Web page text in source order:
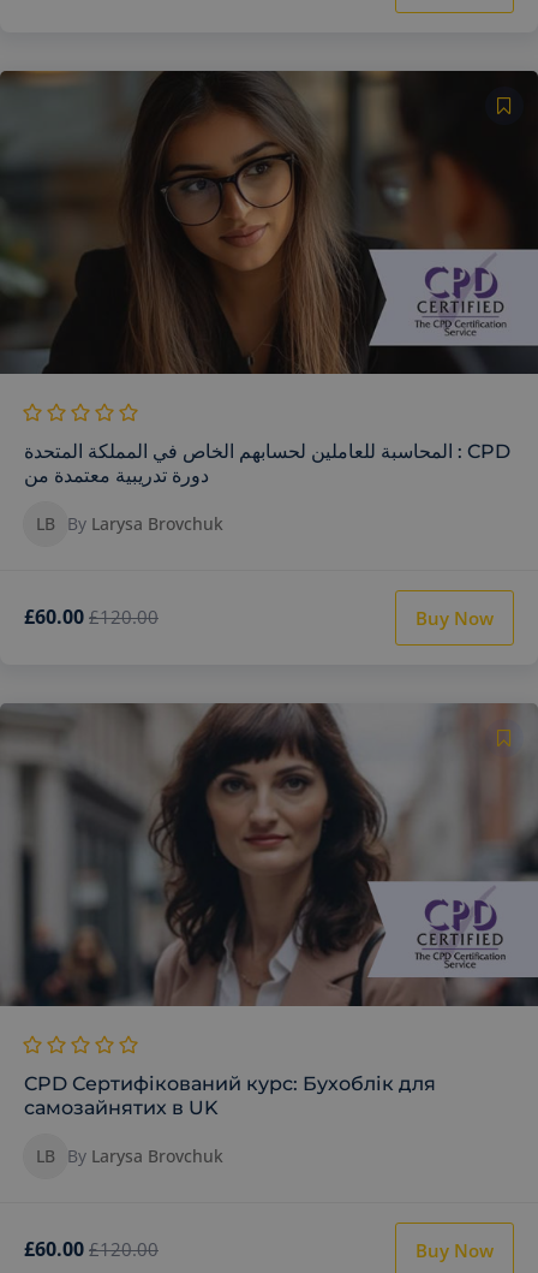
المحاسبة للعاملين لحسابهم الخاص في المملكة المتحدة : CPD
دورة تدريبية معتمدة من
LB By Larysa Brovchuk
£60.00 £120.00 Buy Now
CPD Сертифікований курс: Бухоблік для
самозайнятих в UK
LB By Larysa Brovchuk
£60.00 £120.00 Buy Now